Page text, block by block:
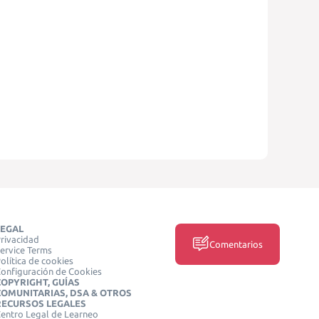
Terms
de cookies
de Cookies
GUÍAS
DSA & OTROS
LEGALES
Legal de Learneo
Comentarios